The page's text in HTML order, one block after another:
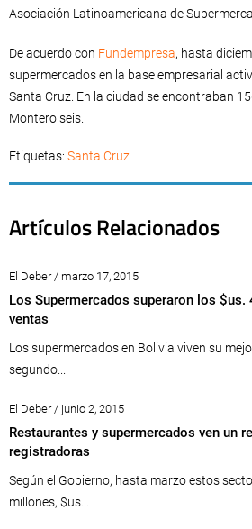
Asociación Latinoamericana de
De acuerdo con Fundempresa, hasta
supermercados en la base empresarial
Santa Cruz. En la ciudad se encontraban
Montero seis.
Etiquetas: Santa Cruz
Artículos Relacionados
El Deber / marzo 17, 2015
Los Supermercados superaron los
ventas
Los supermercados en Bolivia viven su
segundo...
El Deber / junio 2, 2015
Restaurantes y supermercados ven un
registradoras
Según el Gobierno, hasta marzo estos
millones, $us...